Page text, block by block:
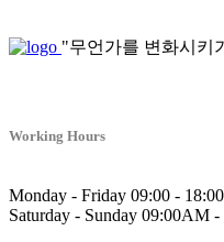
"무언가를 변화시키
Working Hours
Monday - Friday 09:00 -
Saturday - Sunday 09:00AM